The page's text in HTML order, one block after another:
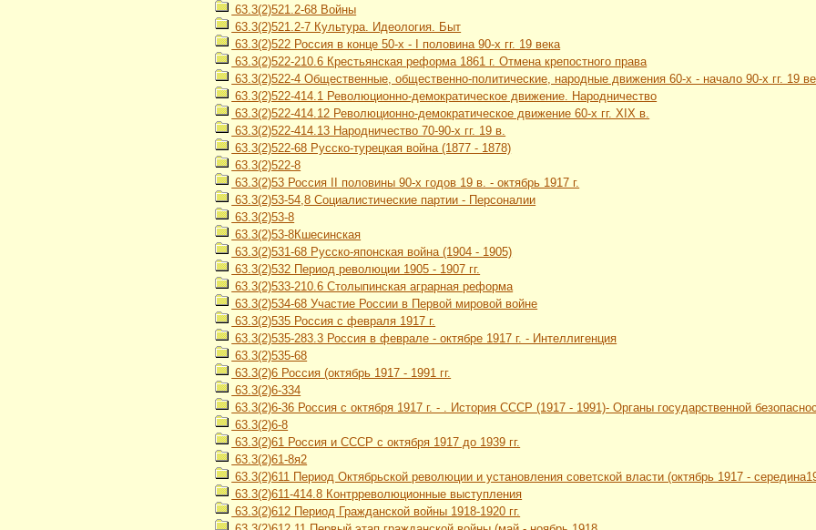
63.3(2)521.2-68 Войны
63.3(2)521.2-7 Культура. Идеология. Быт
63.3(2)522 Россия в конце 50-х - I половина 90-х гг. 19 века
63.3(2)522-210.6 Крестьянская реформа 1861 г. Отмена крепостного права
63.3(2)522-4 Общественные, общественно-политические, народные движения 60-х - начало 90-х гг. 19
63.3(2)522-414.1 Революционно-демократическое движение. Народничество
63.3(2)522-414.12 Революционно-демократическое движение 60-х гг. XIX в.
63.3(2)522-414.13 Народничество 70-90-х гг. 19 в.
63.3(2)522-68 Русско-турецкая война (1877 - 1878)
63.3(2)522-8
63.3(2)53 Россия II половины 90-х годов 19 в. - октябрь 1917 г.
63.3(2)53-54,8 Социалистические партии - Персоналии
63.3(2)53-8
63.3(2)53-8Кшесинская
63.3(2)531-68 Русско-японская война (1904 - 1905)
63.3(2)532 Период революции 1905 - 1907 гг.
63.3(2)533-210.6 Столыпинская аграрная реформа
63.3(2)534-68 Участие России в Первой мировой войне
63.3(2)535 Россия с февраля 1917 г.
63.3(2)535-283.3 Россия в феврале - октябре 1917 г. - Интеллигенция
63.3(2)535-68
63.3(2)6 Россия (октябрь 1917 - 1991 гг.
63.3(2)6-334
63.3(2)6-36 Россия с октября 1917 г. - . История СССР (1917 - 1991)- Органы государственной
63.3(2)6-8
63.3(2)61 Россия и СССР с октября 1917 до 1939 гг.
63.3(2)61-8я2
63.3(2)611 Период Октябрьской революции и установления советской власти (октябрь 1917 -
63.3(2)611-414.8 Контрреволюционные выступления
63.3(2)612 Период Гражданской войны 1918-1920 гг.